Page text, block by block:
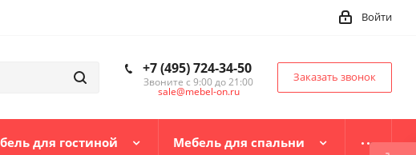
Войти
+7 (495) 724-34-50
Звоните с 9:00 до 21:00
sale@mebel-on.ru
Заказать звонок
для гостиной Мебель для спальни